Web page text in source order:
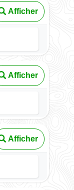
Afficher
Afficher
Afficher